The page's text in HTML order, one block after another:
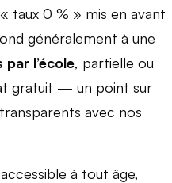
taux 0 % » mis en avant
généralement à une
l’école, partielle ou
gratuit — un point sur
avec nos
à tout âge,